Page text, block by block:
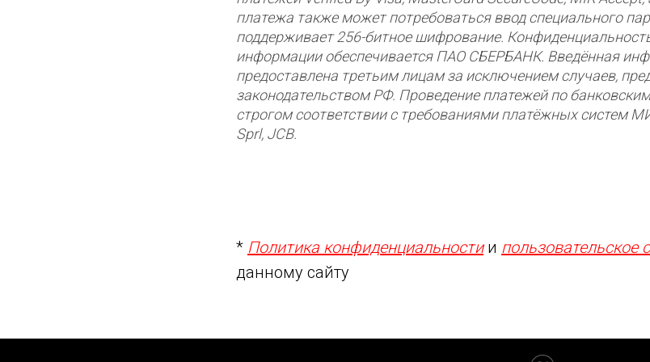
платежа также может потребоваться ввод специального
поддерживает 256-битное шифрование.
информации обеспечивается ПАО СБЕРБАНК. Введённая
предоставлена третьим лицам за исключением случаев,
законодательством РФ. Проведение платежей по
строгом соответствии с требованиями платёжных систем
Sprl, JCB.
* Политика конфиденциальностии пользовательское
данному сайту